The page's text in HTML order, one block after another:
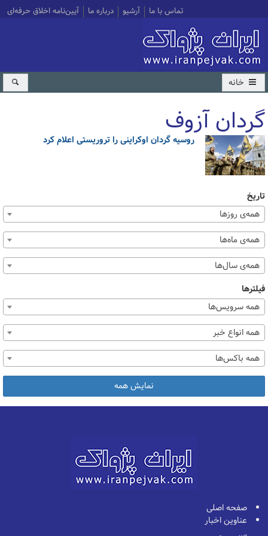
تماس با ما آرشیو درباره ما آیین‌نامه اخلاق حرفه‌ای
خانه
گردان آزوف
کل اخبار:1 روسیه گردان اوکراینی را تروریستی اعلام کرد
تاریخ
همه‌ی روزها
همه‌ی ماه‌ها
همه‌ی سال‌ها
فیلترها
همه سرویس‌ها
همه انواع خبر
همه باکس‌ها
نمایش همه
صفحه اصلی
عناوین اخبار